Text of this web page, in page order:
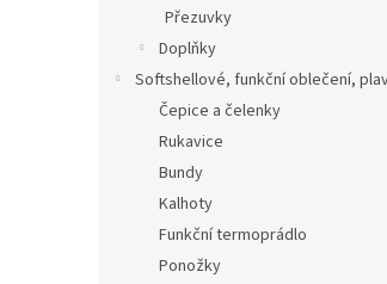
Přezuvky
Doplňky
Softshellové, funkční oblečení,
Čepice a čelenky
Rukavice
Bundy
Kalhoty
Funkční termoprádlo
Ponožky